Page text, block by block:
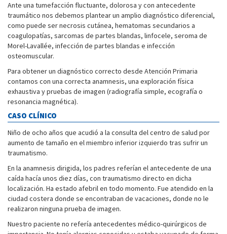
Ante una tumefacción fluctuante, dolorosa y con antecedente
traumático nos debemos plantear un amplio diagnóstico diferencial,
como puede ser necrosis cutánea, hematomas secundarios a
coagulopatías, sarcomas de partes blandas, linfocele, seroma de
Morel-Lavallée, infección de partes blandas e infección
osteomuscular.
Para obtener un diagnóstico correcto desde Atención Primaria
contamos con una correcta anamnesis, una exploración física
exhaustiva y pruebas de imagen (radiografía simple, ecografía o
resonancia magnética).
CASO CLÍNICO
Niño de ocho años que acudió a la consulta del centro de salud por
aumento de tamaño en el miembro inferior izquierdo tras sufrir un
traumatismo.
En la anamnesis dirigida, los padres referían el antecedente de una
caída hacía unos diez días, con traumatismo directo en dicha
localización. Ha estado afebril en todo momento. Fue atendido en la
ciudad costera donde se encontraban de vacaciones, donde no le
realizaron ninguna prueba de imagen.
Nuestro paciente no refería antecedentes médico-quirúrgicos de